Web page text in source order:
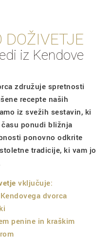
DOŽIVETJE
iz Kendove
združuje spretnosti
recepte naših
iz svežih sestavin, ki
ponudi bližnja
ponovno odkrite
tradicije, ki vam jo
vključuje:
dvorca
penine in kraškim